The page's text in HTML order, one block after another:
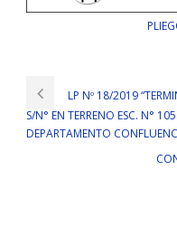
LP Nº 18/2019
S/N° EN TERRENO ESC. N°
DEPARTAMENTO